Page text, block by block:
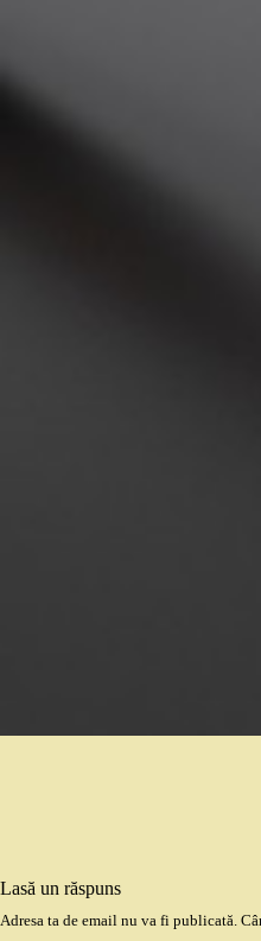
Lasă un răspuns
Adresa ta de email nu va fi publicată.